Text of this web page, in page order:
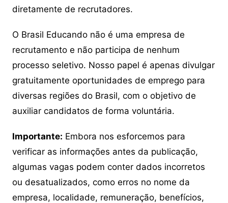
diretamente de recrutadores.
O Brasil Educando não é uma empresa de
recrutamento e não participa de nenhum
processo seletivo. Nosso papel é apenas divulgar
gratuitamente oportunidades de emprego para
diversas regiões do Brasil, com o objetivo de
auxiliar candidatos de forma voluntária.
Importante: Embora nos esforcemos para
verificar as informações antes da publicação,
algumas vagas podem conter dados incorretos
ou desatualizados, como erros no nome da
empresa, localidade, remuneração, benefícios,